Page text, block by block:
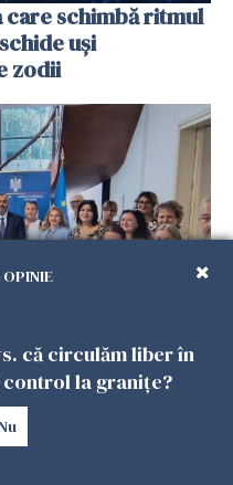
care schimbă ritmul
uși
zodii
alte urgențe?
promite
OPINIE
că circulăm liber în
control la granițe?